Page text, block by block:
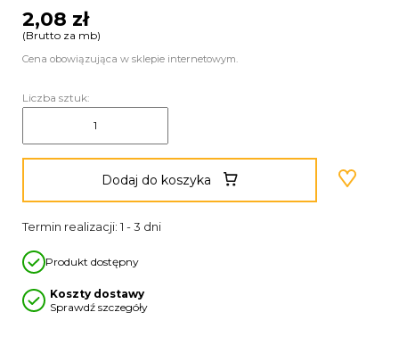
2,08 zł
(Brutto za mb)
Cena obowiązująca w sklepie internetowym.
Liczba sztuk:
Dodaj do koszyka
Termin realizacji: 1 - 3 dni
Produkt dostępny
Koszty dostawy
Sprawdź szczegóły